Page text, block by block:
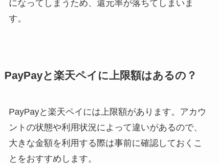
になってしまうため、還元率が落ちてしまいま
す。
PayPayと楽天ペイに上限額はあるの？
PayPayと楽天ペイには上限額があります。アカウ
ントの状態や利用状況によって違いがあるので、
大きな金額を利用する際は事前に確認しておくこ
とをおすすめします。